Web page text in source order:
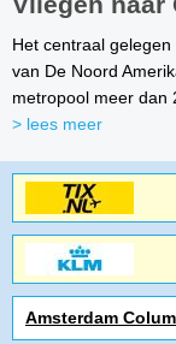
Het centraal
van De Noord
metropool meer dan
> lees meer
Amsterdam